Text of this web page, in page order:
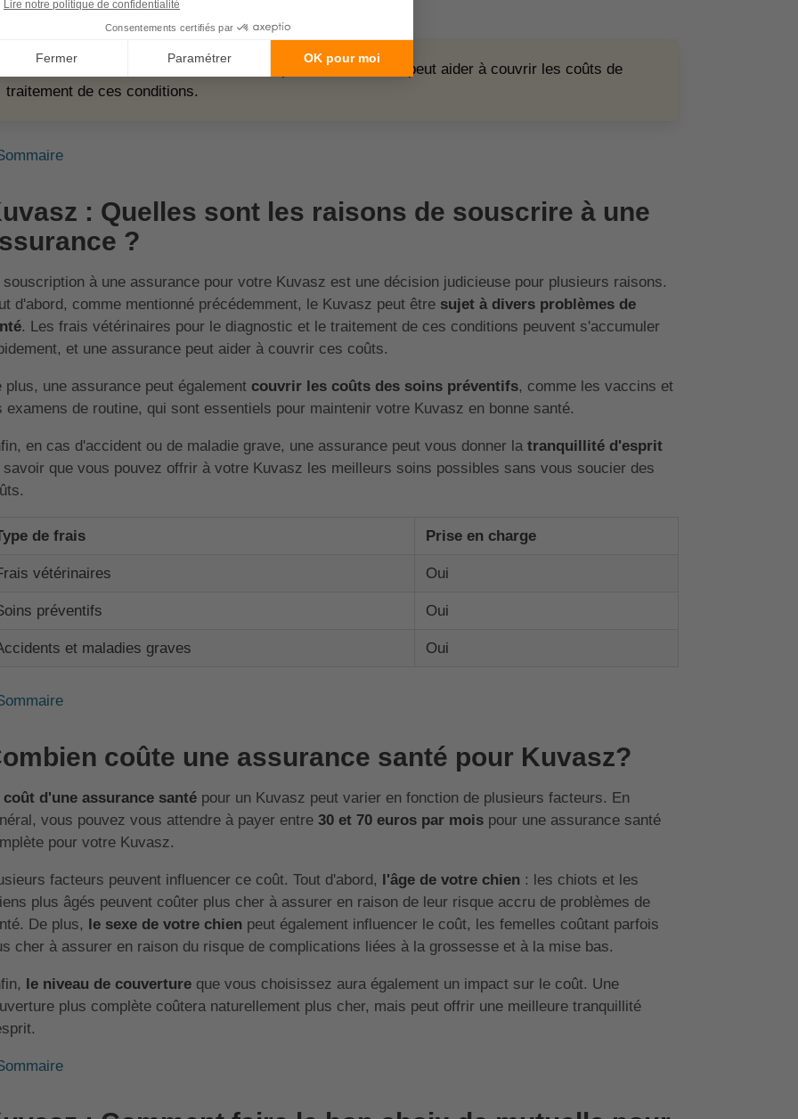
divers problèmes cardiaques.
Une bonne assurance santé pour votre Kuvasz peut aider à couvrir les coûts de
traitement de ces conditions.
: Quelles sont les raisons de souscrire à une
?
souscription à une assurance pour votre Kuvasz est une décision judicieuse pour plusieurs raisons.
d'abord, comme mentionné précédemment, le Kuvasz peut être sujet à divers problèmes de
. Les frais vétérinaires pour le diagnostic et le traitement de ces conditions peuvent s'accumuler
et une assurance peut aider à couvrir ces coûts.
plus, une assurance peut également couvrir les coûts des soins préventifs, comme les vaccins et
examens de routine, qui sont essentiels pour maintenir votre Kuvasz en bonne santé.
en cas d'accident ou de maladie grave, une assurance peut vous donner la tranquillité d'esprit
savoir que vous pouvez offrir à votre Kuvasz les meilleurs soins possibles sans vous soucier des
de frais Prise en charge
vétérinaires Oui
préventifs Oui
et maladies graves Oui
coûte une assurance santé pour Kuvasz?
coût d'une assurance santépour un Kuvasz peut varier en fonction de plusieurs facteurs. En
vous pouvez vous attendre à payer entre 30 et 70 euros par moispour une assurance santé
pour votre Kuvasz.
facteurs peuvent influencer ce coût. Tout d'abord, l'âge de votre chien: les chiots et les
plus âgés peuvent coûter plus cher à assurer en raison de leur risque accru de problèmes de
De plus,
le sexe de votre chienpeut également influencer le coût, les femelles coûtant parfois
cher à assurer en raison du risque de complications liées à la grossesse et à la mise bas.
le niveau de couvertureque vous choisissez aura également un impact sur le coût. Une
plus complète coûtera naturellement plus cher, mais peut offrir une meilleure tranquillité